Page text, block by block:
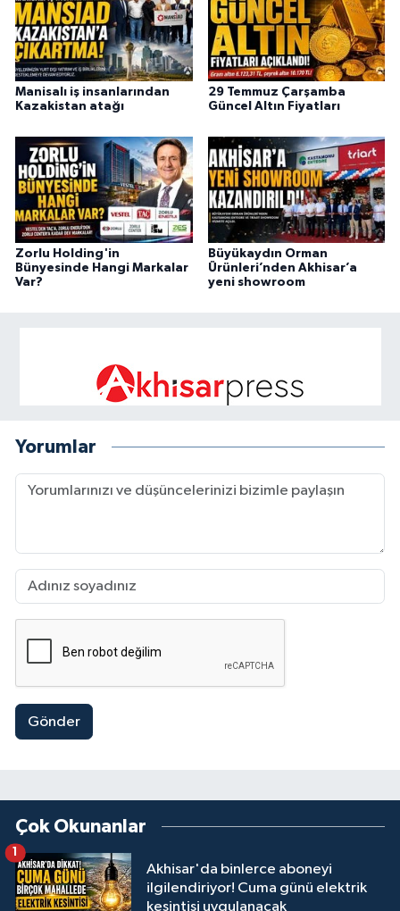
Manisalı iş insanlarından
Kazakistan atağı
29 Temmuz Çarşamba
Güncel Altın Fiyatları
Zorlu Holding'in
Bünyesinde Hangi Markalar
Var?
Büyükaydın Orman
Ürünleri’nden Akhisar’a
yeni showroom
Yorumlar
Gönder
Çok Okunanlar
Akhisar'da binlerce aboneyi
ilgilendiriyor! Cuma günü elektrik
kesintisi uygulanacak